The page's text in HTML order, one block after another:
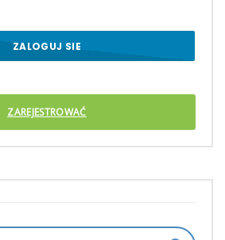
ZAREJESTROWAĆ